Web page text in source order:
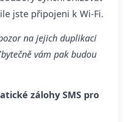
jste připojeni k Wi-Fi.
na jejich duplikaci
vám pak budou
zálohy SMS pro